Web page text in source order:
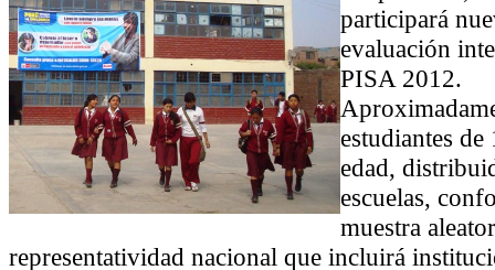
participará
evaluación
PISA 2012.
estudiantes de
edad,
escuelas,
muestra
representatividad nacional que incluirá